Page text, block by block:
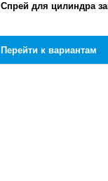
Спрей для цилиндра
Перейти к вариантам